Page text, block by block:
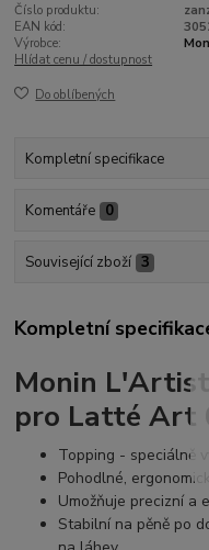
Číslo produktu:
EAN kód:
Výrobce:
Hlídat cenu / dostupnost
Do oblíbených
Kompletní specifikace
Komentáře 0
Související zboží 3
Kompletní
Monin
pro Latté Art
Topping - speciálně
Pohodlné,
Umožňuje precizní a
Stabilní na pěně po